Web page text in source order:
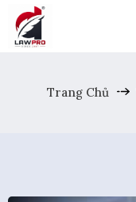
Trang Chủ